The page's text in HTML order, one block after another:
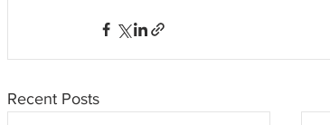
Recent Posts